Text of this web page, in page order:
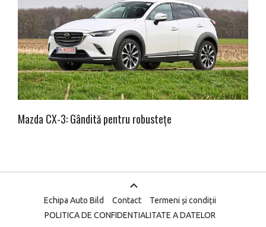
Mazda CX-3: Gândită pentru robustețe
Echipa Auto Bild Contact
Termeni și condiții
POLITICA DE CONFIDENTIALITATE A DATELOR